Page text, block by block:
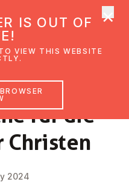
für die
Christen
2024
IS OUT OF
VIEW THIS WEBSITE
×